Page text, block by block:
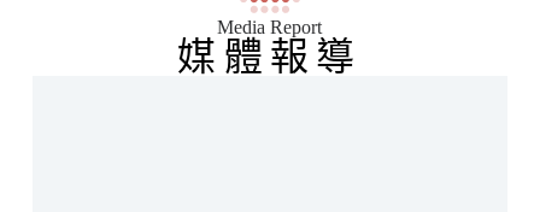
Media Report
媒體報導